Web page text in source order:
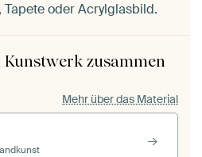
Tapete oder Acrylglasbild.
zusammen
Mehr über das Material